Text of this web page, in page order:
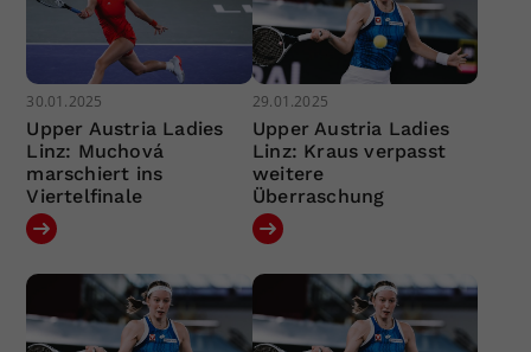
30.01.2025
Upper Austria Ladies
Linz: Muchová
marschiert ins
Viertelfinale
29.01.2025
Upper Austria Ladies
Linz: Kraus verpasst
weitere
Überraschung